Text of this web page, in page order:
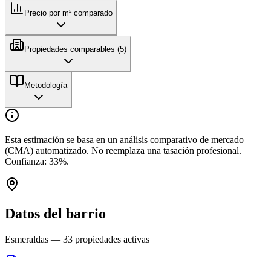
Precio por m² comparado
Propiedades comparables (5)
Metodología
Esta estimación se basa en un análisis comparativo de mercado
(CMA) automatizado. No reemplaza una tasación profesional.
Confianza: 33%.
Datos del barrio
Esmeraldas — 33 propiedades activas